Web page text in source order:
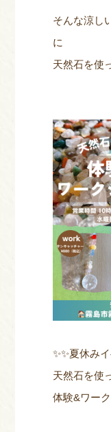
そんな涼し
に
天然石を使
✨✨夏休み
天然石を使
体験&ワー